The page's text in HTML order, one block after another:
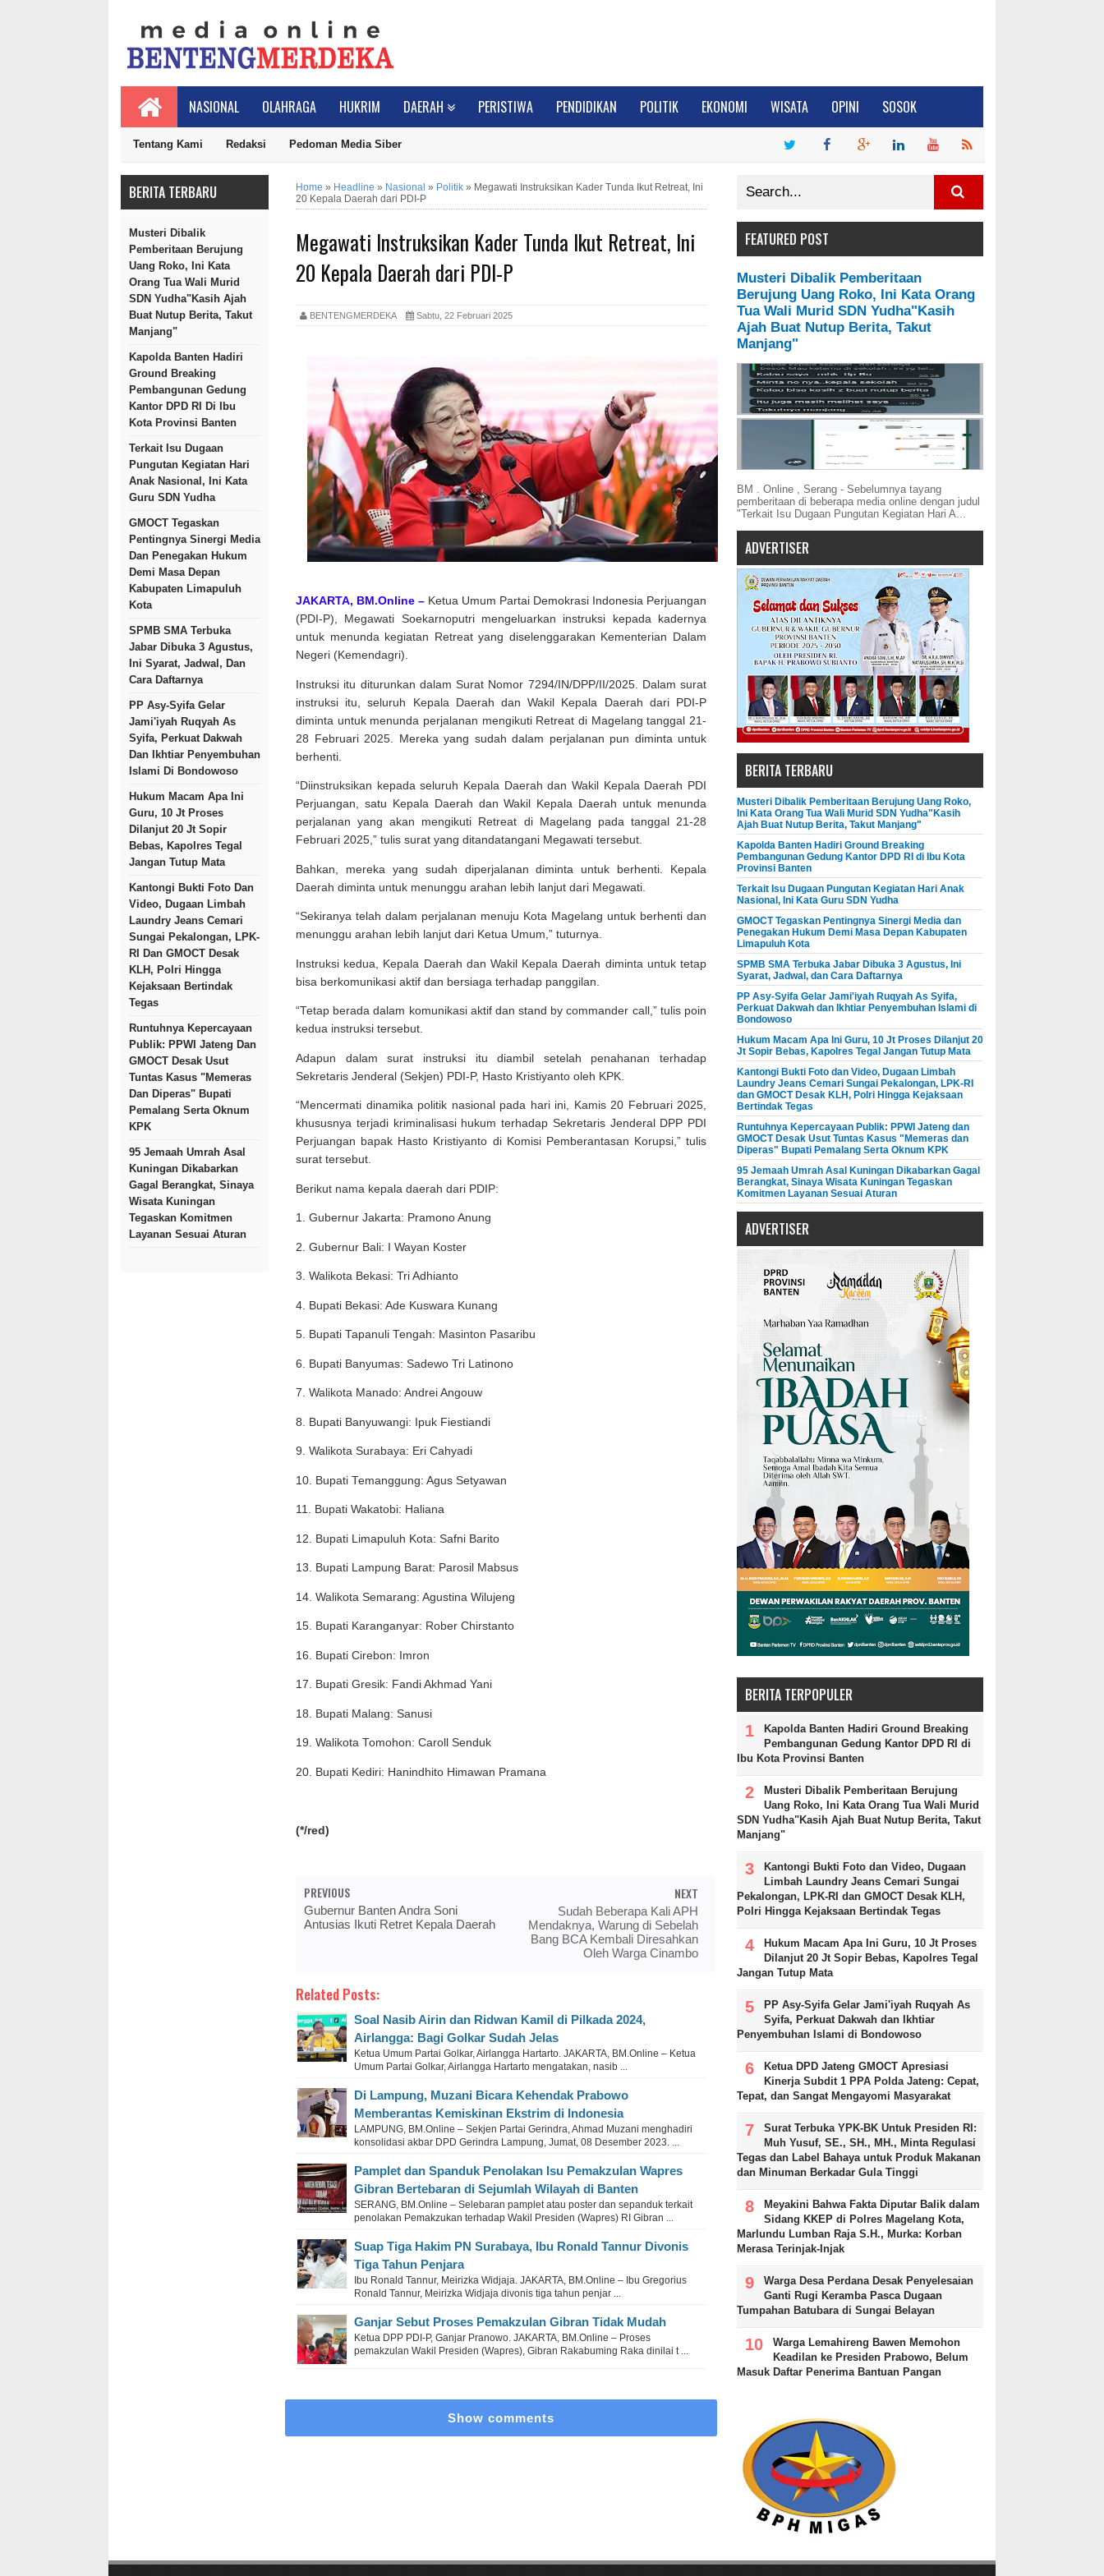
NASIONAL OLAHRAGA HUKRIM DAERAH PERISTIWA PENDIDIKAN POLITIK EKONOMI WISATA OPINI SOSOK
Tentang Kami Redaksi Pedoman Media Siber
BERITA TERBARU
Musteri Dibalik
Pemberitaan Berujung
Uang Roko, Ini Kata
Orang Tua Wali Murid
SDN Yudha"Kasih Ajah
Buat Nutup Berita, Takut
Manjang"
Kapolda Banten Hadiri
Ground Breaking
Pembangunan Gedung
Kantor DPD RI Di Ibu
Kota Provinsi Banten
Terkait Isu Dugaan
Pungutan Kegiatan Hari
Anak Nasional, Ini Kata
Guru SDN Yudha
GMOCT Tegaskan
Pentingnya Sinergi Media
Dan Penegakan Hukum
Demi Masa Depan
Kabupaten Limapuluh
Kota
SPMB SMA Terbuka
Jabar Dibuka 3 Agustus,
Ini Syarat, Jadwal, Dan
Cara Daftarnya
PP Asy-Syifa Gelar
Jami'iyah Ruqyah As
Syifa, Perkuat Dakwah
Dan Ikhtiar Penyembuhan
Islami Di Bondowoso
Hukum Macam Apa Ini
Guru, 10 Jt Proses
Dilanjut 20 Jt Sopir
Bebas, Kapolres Tegal
Jangan Tutup Mata
Kantongi Bukti Foto Dan
Video, Dugaan Limbah
Laundry Jeans Cemari
Sungai Pekalongan, LPK-
RI Dan GMOCT Desak
KLH, Polri Hingga
Kejaksaan Bertindak
Tegas
Runtuhnya Kepercayaan
Publik: PPWI Jateng Dan
GMOCT Desak Usut
Tuntas Kasus "Memeras
Dan Diperas" Bupati
Pemalang Serta Oknum
KPK
95 Jemaah Umrah Asal
Kuningan Dikabarkan
Gagal Berangkat, Sinaya
Wisata Kuningan
Tegaskan Komitmen
Layanan Sesuai Aturan
Home » Headline » Nasional » Politik » Megawati Instruksikan Kader Tunda Ikut Retreat, Ini
20 Kepala Daerah dari PDI-P
Megawati Instruksikan Kader Tunda Ikut Retreat, Ini
20 Kepala Daerah dari PDI-P
BENTENGMERDEKA Sabtu, 22 Februari 2025
JAKARTA, BM.Online – Ketua Umum Partai Demokrasi Indonesia Perjuangan
(PDI-P), Megawati Soekarnoputri mengeluarkan instruksi kepada kadernya
untuk menunda kegiatan Retreat yang diselenggarakan Kementerian Dalam
Negeri (Kemendagri).
Instruksi itu diturunkan dalam Surat Nomor 7294/IN/DPP/II/2025. Dalam surat
instruksi itu, seluruh Kepala Daerah dan Wakil Kepala Daerah dari PDI-P
diminta untuk menunda perjalanan mengikuti Retreat di Magelang tanggal 21-
28 Februari 2025. Mereka yang sudah dalam perjalanan pun diminta untuk
berhenti.
“Diinstruksikan kepada seluruh Kepala Daerah dan Wakil Kepala Daerah PDI
Perjuangan, satu Kepala Daerah dan Wakil Kepala Daerah untuk menunda
perjalanan yang akan mengikuti Retreat di Magelang pada tanggal 21-28
Februari 2025,” tulis surat yang ditandatangani Megawati tersebut.
Bahkan, mereka yang sudah diperjalanan diminta untuk berhenti. Kepala
Daerah diminta untuk menunggu arahan lebih lanjut dari Megawati.
“Sekiranya telah dalam perjalanan menuju Kota Magelang untuk berhenti dan
menunggu arahan lebih lanjut dari Ketua Umum,” tuturnya.
Instruksi kedua, Kepala Daerah dan Wakil Kepala Daerah diminta untuk tetap
bisa berkomunikasi aktif dan bersiaga terhadap panggilan.
“Tetap berada dalam komunikasi aktif dan stand by commander call,” tulis poin
kedua instruksi tersebut.
Adapun dalam surat instruksi itu diambil setelah penahanan terhadap
Sekretaris Jenderal (Sekjen) PDI-P, Hasto Kristiyanto oleh KPK.
“Mencermati dinamika politik nasional pada hari ini, Kamis 20 Februari 2025,
khususnya terjadi kriminalisasi hukum terhadap Sekretaris Jenderal DPP PDI
Perjuangan bapak Hasto Kristiyanto di Komisi Pemberantasan Korupsi,” tulis
surat tersebut.
Berikut nama kepala daerah dari PDIP:
1. Gubernur Jakarta: Pramono Anung
2. Gubernur Bali: I Wayan Koster
3. Walikota Bekasi: Tri Adhianto
4. Bupati Bekasi: Ade Kuswara Kunang
5. Bupati Tapanuli Tengah: Masinton Pasaribu
6. Bupati Banyumas: Sadewo Tri Latinono
7. Walikota Manado: Andrei Angouw
8. Bupati Banyuwangi: Ipuk Fiestiandi
9. Walikota Surabaya: Eri Cahyadi
10. Bupati Temanggung: Agus Setyawan
11. Bupati Wakatobi: Haliana
12. Bupati Limapuluh Kota: Safni Barito
13. Bupati Lampung Barat: Parosil Mabsus
14. Walikota Semarang: Agustina Wilujeng
15. Bupati Karanganyar: Rober Chirstanto
16. Bupati Cirebon: Imron
17. Bupati Gresik: Fandi Akhmad Yani
18. Bupati Malang: Sanusi
19. Walikota Tomohon: Caroll Senduk
20. Bupati Kediri: Hanindhito Himawan Pramana
(*/red)
PREVIOUS
Gubernur Banten Andra Soni
Antusias Ikuti Retret Kepala Daerah
NEXT
Sudah Beberapa Kali APH
Mendaknya, Warung di Sebelah
Bang BCA Kembali Diresahkan
Oleh Warga Cinambo
Related Posts:
Soal Nasib Airin dan Ridwan Kamil di Pilkada 2024,
Airlangga: Bagi Golkar Sudah Jelas
Ketua Umum Partai Golkar, Airlangga Hartarto. JAKARTA, BM.Online – Ketua
Umum Partai Golkar, Airlangga Hartarto mengatakan, nasib ...
Di Lampung, Muzani Bicara Kehendak Prabowo
Memberantas Kemiskinan Ekstrim di Indonesia
LAMPUNG, BM.Online – Sekjen Partai Gerindra, Ahmad Muzani menghadiri
konsolidasi akbar DPD Gerindra Lampung, Jumat, 08 Desember 2023. ...
Pamplet dan Spanduk Penolakan Isu Pemakzulan Wapres
Gibran Bertebaran di Sejumlah Wilayah di Banten
SERANG, BM.Online – Selebaran pamplet atau poster dan sepanduk terkait
penolakan Pemakzukan terhadap Wakil Presiden (Wapres) RI Gibran ...
Suap Tiga Hakim PN Surabaya, Ibu Ronald Tannur Divonis
Tiga Tahun Penjara
Ibu Ronald Tannur, Meirizka Widjaja. JAKARTA, BM.Online – Ibu Gregorius
Ronald Tannur, Meirizka Widjaja divonis tiga tahun penjar ...
Ganjar Sebut Proses Pemakzulan Gibran Tidak Mudah
Ketua DPP PDI-P, Ganjar Pranowo. JAKARTA, BM.Online – Proses
pemakzulan Wakil Presiden (Wapres), Gibran Rakabuming Raka dinilai t ...
Show comments
FEATURED POST
Musteri Dibalik Pemberitaan
Berujung Uang Roko, Ini Kata Orang
Tua Wali Murid SDN Yudha"Kasih
Ajah Buat Nutup Berita, Takut
Manjang"
BM . Online , Serang - Sebelumnya tayang
pemberitaan di beberapa media online dengan judul
"Terkait Isu Dugaan Pungutan Kegiatan Hari A...
ADVERTISER
BERITA TERBARU
Musteri Dibalik Pemberitaan Berujung Uang Roko,
Ini Kata Orang Tua Wali Murid SDN Yudha"Kasih
Ajah Buat Nutup Berita, Takut Manjang"
Kapolda Banten Hadiri Ground Breaking
Pembangunan Gedung Kantor DPD RI di Ibu Kota
Provinsi Banten
Terkait Isu Dugaan Pungutan Kegiatan Hari Anak
Nasional, Ini Kata Guru SDN Yudha
GMOCT Tegaskan Pentingnya Sinergi Media dan
Penegakan Hukum Demi Masa Depan Kabupaten
Limapuluh Kota
SPMB SMA Terbuka Jabar Dibuka 3 Agustus, Ini
Syarat, Jadwal, dan Cara Daftarnya
PP Asy-Syifa Gelar Jami'iyah Ruqyah As Syifa,
Perkuat Dakwah dan Ikhtiar Penyembuhan Islami di
Bondowoso
Hukum Macam Apa Ini Guru, 10 Jt Proses Dilanjut 20
Jt Sopir Bebas, Kapolres Tegal Jangan Tutup Mata
Kantongi Bukti Foto dan Video, Dugaan Limbah
Laundry Jeans Cemari Sungai Pekalongan, LPK-RI
dan GMOCT Desak KLH, Polri Hingga Kejaksaan
Bertindak Tegas
Runtuhnya Kepercayaan Publik: PPWI Jateng dan
GMOCT Desak Usut Tuntas Kasus "Memeras dan
Diperas" Bupati Pemalang Serta Oknum KPK
95 Jemaah Umrah Asal Kuningan Dikabarkan Gagal
Berangkat, Sinaya Wisata Kuningan Tegaskan
Komitmen Layanan Sesuai Aturan
ADVERTISER
BERITA TERPOPULER
Kapolda Banten Hadiri Ground Breaking
Pembangunan Gedung Kantor DPD RI di
Ibu Kota Provinsi Banten
Musteri Dibalik Pemberitaan Berujung
Uang Roko, Ini Kata Orang Tua Wali Murid
SDN Yudha"Kasih Ajah Buat Nutup Berita, Takut
Manjang"
Kantongi Bukti Foto dan Video, Dugaan
Limbah Laundry Jeans Cemari Sungai
Pekalongan, LPK-RI dan GMOCT Desak KLH,
Polri Hingga Kejaksaan Bertindak Tegas
Hukum Macam Apa Ini Guru, 10 Jt Proses
Dilanjut 20 Jt Sopir Bebas, Kapolres Tegal
Jangan Tutup Mata
PP Asy-Syifa Gelar Jami'iyah Ruqyah As
Syifa, Perkuat Dakwah dan Ikhtiar
Penyembuhan Islami di Bondowoso
Ketua DPD Jateng GMOCT Apresiasi
Kinerja Subdit 1 PPA Polda Jateng: Cepat,
Tepat, dan Sangat Mengayomi Masyarakat
Surat Terbuka YPK-BK Untuk Presiden RI:
Muh Yusuf, SE., SH., MH., Minta Regulasi
Tegas dan Label Bahaya untuk Produk Makanan
dan Minuman Berkadar Gula Tinggi
Meyakini Bahwa Fakta Diputar Balik dalam
Sidang KKEP di Polres Magelang Kota,
Marlundu Lumban Raja S.H., Murka: Korban
Merasa Terinjak-Injak
Warga Desa Perdana Desak Penyelesaian
Ganti Rugi Keramba Pasca Dugaan
Tumpahan Batubara di Sungai Belayan
Warga Lemahireng Bawen Memohon
Keadilan ke Presiden Prabowo, Belum
Masuk Daftar Penerima Bantuan Pangan